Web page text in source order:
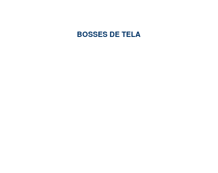
BOSSES DE TELA